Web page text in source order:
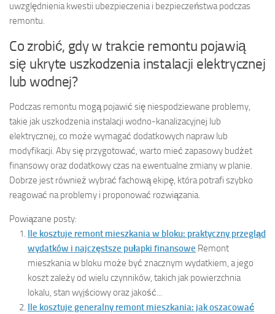
uwzględnienia kwestii ubezpieczenia i bezpieczeństwa podczas
remontu.
Co zrobić, gdy w trakcie remontu pojawią
się ukryte uszkodzenia instalacji elektrycznej
lub wodnej?
Podczas remontu mogą pojawić się niespodziewane problemy,
takie jak uszkodzenia instalacji wodno-kanalizacyjnej lub
elektrycznej, co może wymagać dodatkowych napraw lub
modyfikacji. Aby się przygotować, warto mieć zapasowy budżet
finansowy oraz dodatkowy czas na ewentualne zmiany w planie.
Dobrze jest również wybrać fachową ekipę, która potrafi szybko
reagować na problemy i proponować rozwiązania.
Powiązane posty:
Ile kosztuje remont mieszkania w bloku: praktyczny przegląd
wydatków i najczęstsze pułapki finansowe Remont
mieszkania w bloku może być znacznym wydatkiem, a jego
koszt zależy od wielu czynników, takich jak powierzchnia
lokalu, stan wyjściowy oraz jakość...
Ile kosztuje generalny remont mieszkania: jak oszacować